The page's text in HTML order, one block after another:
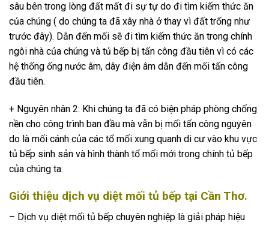
sâu bên trong lòng đất mất đi sự tự do đi tìm kiếm thức ăn
của chúng ( do chúng ta đã xây nhà ở thay vì đất trống như
trước đây). Dẫn đến mối sẽ đi tìm kiếm thức ăn trong chính
ngôi nhà của chúng và tủ bếp bị tấn công đầu tiên vì có các
hệ thống ống nước âm, dây điện âm dẫn đến mối tấn công
đầu tiên.
+ Nguyên nhân 2: Khi chúng ta đã có biện pháp phòng chống
nền cho công trình ban đầu mà vẫn bị mối tấn công nguyên
do là mối cánh của các tổ mối xung quanh di cư vào khu vực
tủ bếp sinh sản và hình thành tổ mối mới trong chính tủ bếp
của chúng ta.
Giới thiệu dịch vụ diệt mối tủ bếp tại Cần Thơ.
– Dịch vụ diệt mối tủ bếp chuyên nghiệp là giải pháp hiệu